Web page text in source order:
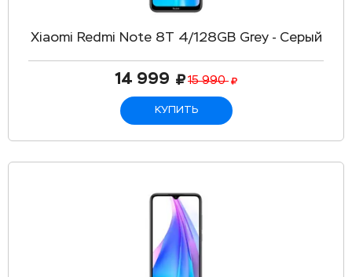
Xiaomi Redmi Note 8T 4/128GB Grey - Серый
14 999 15 990
КУПИТЬ